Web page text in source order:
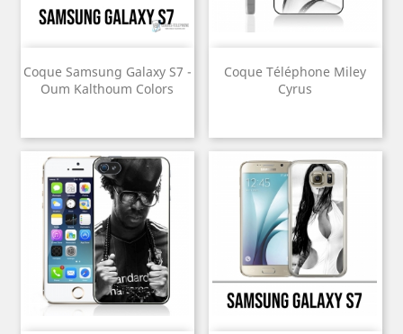
Coque Samsung Galaxy S7 -
Oum Kalthoum Colors
Coque Téléphone Miley
Cyrus